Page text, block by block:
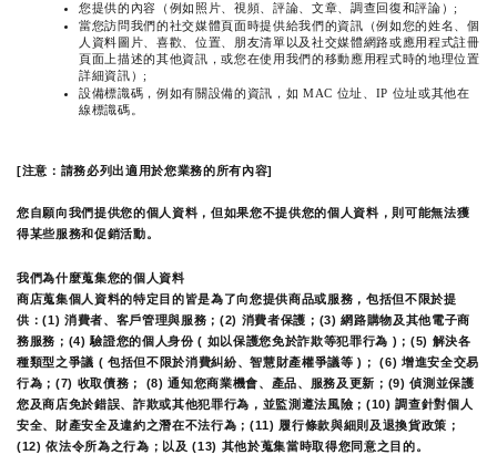
您提供的內容（例如照片、視頻、評論、文章、調查回復和評論）;
當您訪問我們的社交媒體頁面時提供給我們的資訊（例如您的姓名、個
人資料圖片、喜歡、位置、朋友清單以及社交媒體網路或應用程式註冊
頁面上描述的其他資訊，或您在使用我們的移動應用程式時的地理位置
詳細資訊）;
設備標識碼，例如有關設備的資訊，如 MAC 位址、IP 位址或其他在
線標識碼。
[注意：請務必列出適用於您業務的所有內容]
您自願向我們提供您的個人資料，但如果您不提供您的個人資料，則可能無法獲
得某些服務和促銷活動。
我們為什麼蒐集您的個人資料
商店蒐集個人資料的特定目的皆是為了向您提供商品或服務，包括但不限於提
供：(1) 消費者、客戶管理與服務；(2) 消費者保護；(3) 網路購物及其他電子商
務服務；(4) 驗證您的個人身份 ( 如以保護您免於詐欺等犯罪行為 )；(5) 解決各
種類型之爭議 ( 包括但不限於消費糾紛、智慧財產權爭議等 )； (6) 增進安全交易
行為；(7) 收取債務； (8) 通知您商業機會、產品、服務及更新；(9) 偵測並保護
您及商店免於錯誤、詐欺或其他犯罪行為，並監測遵法風險；(10) 調查針對個人
安全、財產安全及違約之潛在不法行為；(11) 履行條款與細則及退換貨政策；
(12) 依法令所為之行為；以及 (13) 其他於蒐集當時取得您同意之目的。